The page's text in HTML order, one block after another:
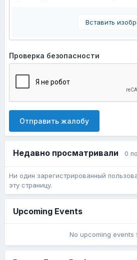
Вставить
Проверка безопасности
Отправить жалобу
Недавно просматривали 0
Ни один зарегистрированный
эту страницу.
Upcoming Events
No upcoming events